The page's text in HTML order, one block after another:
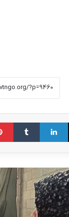
X لینکدین ‫تامبلر